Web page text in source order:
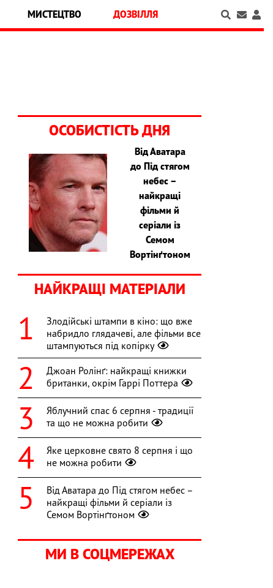
МИСТЕЦТВО ДОЗВІЛЛЯ
ОСОБИСТІСТЬ ДНЯ
Від Аватара
до Під стягом
небес –
найкращі
фільми й
серіали із
Семом
Вортінґтоном
НАЙКРАЩІ МАТЕРІАЛИ
Злодійські штампи в кіно: що вже
набридло глядачеві, але фільми все
штампуються під копірку
Джоан Ролінґ: найкращі книжки
британки, окрім Гаррі Поттера
Яблучний спас 6 серпня - традиції
та що не можна робити
Яке церковне свято 8 серпня і що
не можна робити
Від Аватара до Під стягом небес –
найкращі фільми й серіали із
Семом Вортінґтоном
МИ В СОЦМЕРЕЖАХ